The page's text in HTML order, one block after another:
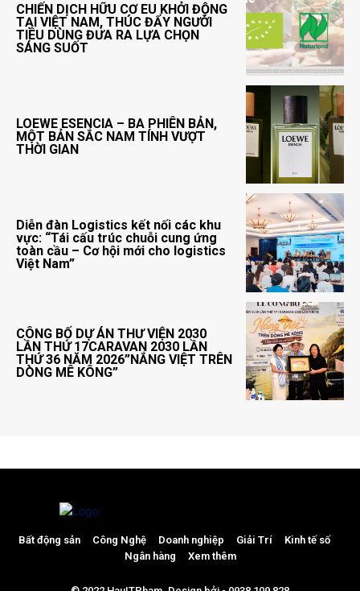
CHIẾN DỊCH HỮU CƠ EU KHỞI ĐỘNG
TẠI VIỆT NAM, THÚC ĐẨY NGƯỜI
TIÊU DÙNG ĐƯA RA LỰA CHỌN
SÁNG SUỐT
LOEWE ESENCIA – BA PHIÊN BẢN,
MỘT BẢN SẮC NAM TÍNH VƯỢT
THỜI GIAN
Diễn đàn Logistics kết nối các khu
vực: “Tái cấu trúc chuỗi cung ứng
toàn cầu – Cơ hội mới cho logistics
Việt Nam”
CÔNG BỐ DỰ ÁN THƯ VIỆN 2030
LẦN THỨ 17CARAVAN 2030 LẦN
THỨ 36 NĂM 2026”NẮNG VIỆT TRÊN
DÒNG MÊ KÔNG”
Bất động sản Công Nghệ Doanh nghiệp Giải Trí
Kinh tế số
Ngân hàng
Xem thêm